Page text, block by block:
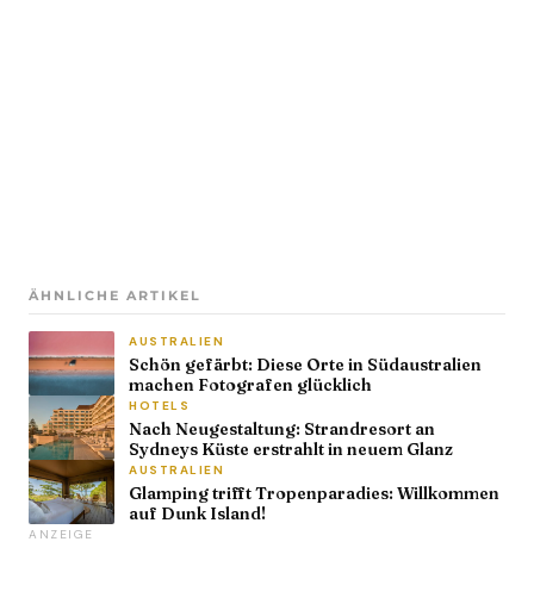
ÄHNLICHE ARTIKEL
AUSTRALIEN
Schön gefärbt: Diese Orte in Südaustralien
machen Fotografen glücklich
HOTELS
Nach Neugestaltung: Strandresort an
Sydneys Küste erstrahlt in neuem Glanz
AUSTRALIEN
Glamping trifft Tropenparadies: Willkommen
auf Dunk Island!
ANZEIGE